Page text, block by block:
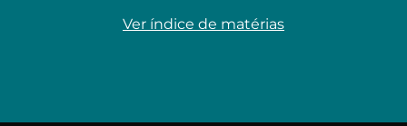
Ver índice de matérias